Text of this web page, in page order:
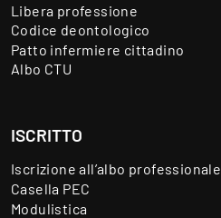
Libera professione
Codice deontologico
Patto infermiere cittadino
Albo CTU
ISCRITTO
Iscrizione all’albo professionale
Casella PEC
Modulistica